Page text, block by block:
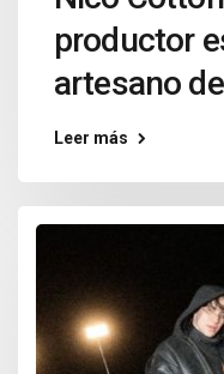
productor
artesano
Leer más